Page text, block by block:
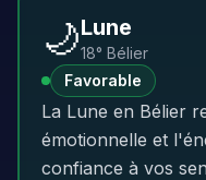
🌙Lune
18° Bélier
Favorable
La Lune en Bélier
émotionnelle et
confiance à vos